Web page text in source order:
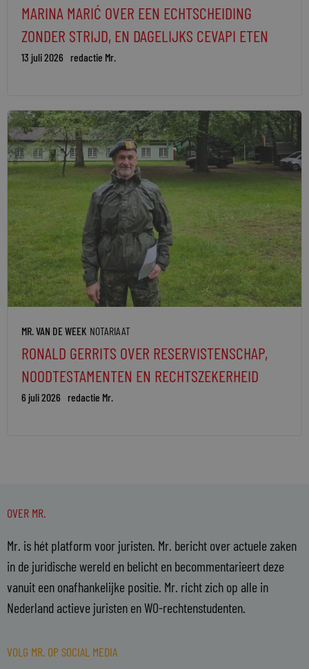
MARINA MARIĆ OVER EEN ECHTSCHEIDING
ZONDER STRIJD, EN DAGELIJKS CEVAPI ETEN
13 juli 2026 redactie Mr.
MR. VAN DE WEEK NOTARIAAT
RONALD GERRITS OVER RESERVISTENSCHAP,
NOODTESTAMENTEN EN RECHTSZEKERHEID
6 juli 2026 redactie Mr.
OVER MR.
Mr. is hét platform voor juristen. Mr. bericht over actuele zaken
in de juridische wereld en belicht en becommentarieert deze
vanuit een onafhankelijke positie. Mr. richt zich op alle in
Nederland actieve juristen en WO-rechtenstudenten.
VOLG MR. OP SOCIAL MEDIA